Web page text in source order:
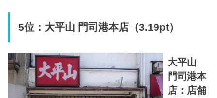
5位：大平山 門司港本店（3.19pt）
大平山
門司港本
店：店舗